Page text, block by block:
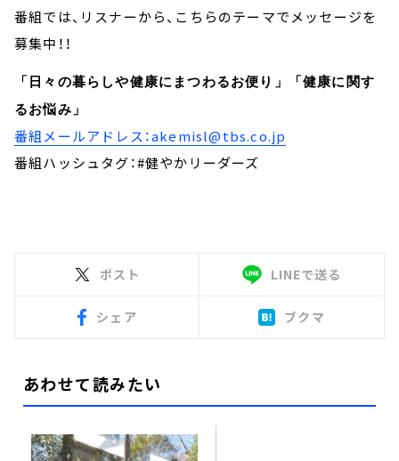
番組では、リスナーから、こちらのテーマでメッセージを
募集中！！
「日々の暮らしや健康にまつわるお便り」「健康に関す
るお悩み」
番組メールアドレス：akemisl@tbs.co.jp
番組ハッシュタグ：#健やかリーダーズ
ポスト LINEで送る
シェア ブクマ
あわせて読みたい